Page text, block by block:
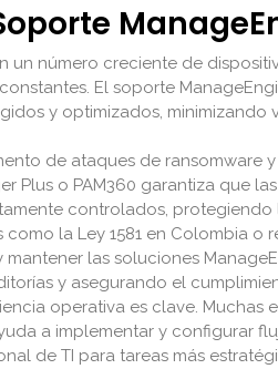
un número creciente de
El soporte
y optimizados,
de ataques de ransomware
Plus o PAM360 garantiza que
controlados, protegiendo
como la Ley 1581 en Colombia o
las soluciones
y asegurando el
operativa es clave. Muchas
a implementar y configurar
de TI para tareas más